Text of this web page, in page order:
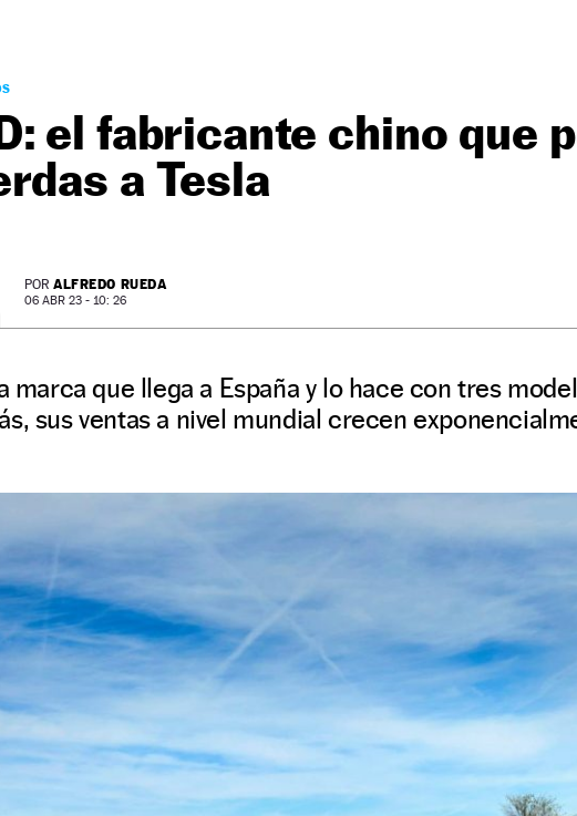
el fabricante chino que
a Tesla
POR ALFREDO RUEDA
06 ABR 23 - 10: 26
marca que llega a España y lo hace con tres
sus ventas a nivel mundial crecen